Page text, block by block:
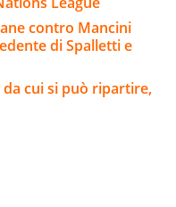
contro Mancini
di Spalletti e
da cui si può ripartire,